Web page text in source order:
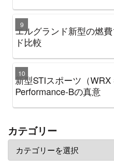
エルグランド新型の燃
ド比較
新型STIスポーツ（
Performance-Bの真意
カテゴリー